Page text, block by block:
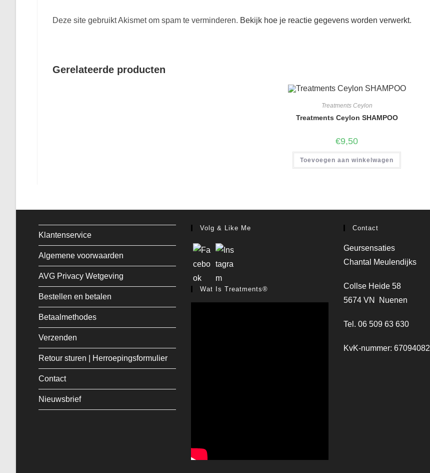
Deze site gebruikt Akismet om spam te verminderen. Bekijk hoe je reactie gegevens worden verwerkt.
Gerelateerde producten
Treatments Ceylon
Treatments Ceylon SHAMPOO
€9,50
Toevoegen aan winkelwagen
Klantenservice
Algemene voorwaarden
AVG Privacy Wetgeving
Bestellen en betalen
Betaalmethodes
Verzenden
Retour sturen | Herroepingsformulier
Contact
Nieuwsbrief
Volg & Like Me
Wat Is Treatments®
Contact
Geursensaties
Chantal Meulendijks
Collse Heide 58
5674 VN Nuenen
Tel. 06 509 63 630
KvK-nummer: 67094082